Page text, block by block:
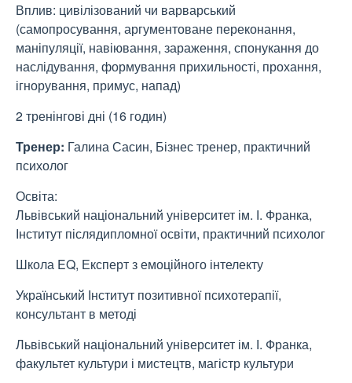
Вплив: цивілізований чи варварський
(самопросування, аргументоване переконання,
маніпуляції, навіювання, зараження, спонукання до
наслідування, формування прихильності, прохання,
ігнорування, примус, напад)
2 тренінгові дні (16 годин)
Тренер: Галина Сасин, Бізнес тренер, практичний
психолог
Освіта:
Львівський національний університет ім. І. Франка,
Інститут післядипломної освіти, практичний психолог
Школа EQ, Експерт з емоційного інтелекту
Український Інститут позитивної психотерапії,
консультант в методі
Львівський національний університет ім. І. Франка,
факультет культури і мистецтв, магістр культури